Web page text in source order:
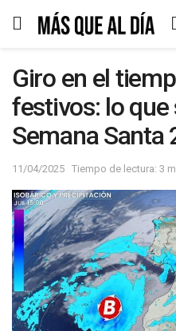
Giro en el
festivos: lo que
Semana Santa
11/04/2025 Tiempo de lectura: 3